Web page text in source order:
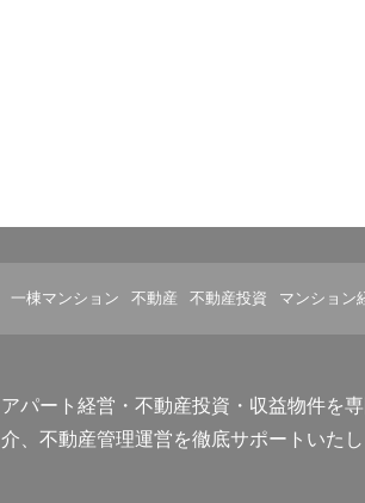
一棟マンション 不動産 不動産投資 マンション
アパート経営・不動産投資・収益物件を
介、不動産管理運営を徹底サポートいた